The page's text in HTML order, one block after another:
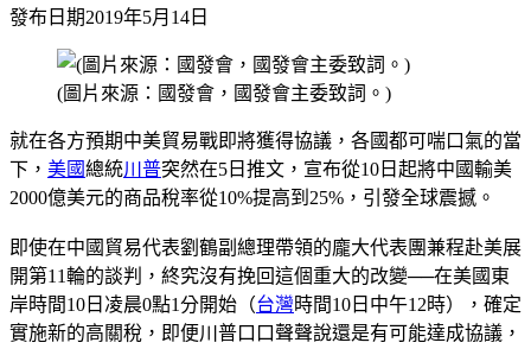
發布日期2019年5月14日
(圖片來源：國發會，國發會主委致詞。)
就在各方預期中美貿易戰即將獲得協議，各國都可喘口氣的當
下， 美國總統川普突然在5日推文，宣布從10日起將中國輸美
2000億美元的商品稅率從10%提高到25%，引發全球震撼。
即使在中國貿易代表劉鶴副總理帶領的龐大代表團兼程赴美展
開第11輪的談判，終究沒有挽回這個重大的改變──在美國東
岸時間10日凌晨0點1分開始（台灣時間10日中午12時），確定
實施新的高關稅，即便川普口口聲聲說還是有可能達成協議，